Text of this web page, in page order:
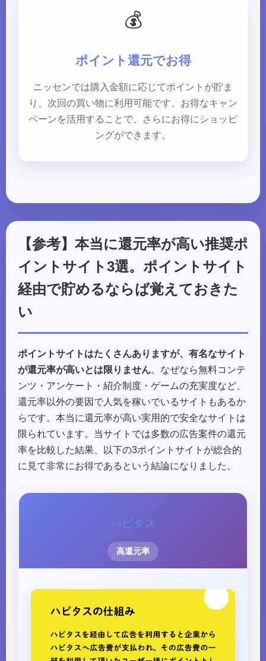
💰
ポイント還元でお得
ニッセンでは購入金額に応じてポイントが貯ま
り、次回の買い物に利用可能です。お得なキャン
ペーンを活用することで、さらにお得にショッピ
ングができます。
【参考】本当に還元率が高い推奨ポ
イントサイト3選。ポイントサイト
経由で貯めるならば覚えておきた
い
ポイントサイトはたくさんありますが、有名なサイト
が還元率が高いとは限りません。なぜなら無料コンテ
ンツ・アンケート・紹介制度・ゲームの充実度など、
還元率以外の要因で人気を稼いでいるサイトもあるか
らです。本当に還元率が高い実用的で安全なサイトは
限られています。当サイトでは多数の広告案件の還元
率を比較した結果、以下の3ポイントサイトが総合的
に見て非常にお得であるという結論になりました。
ハピタス
高還元率